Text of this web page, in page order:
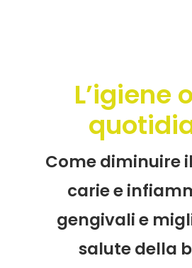
L’igiene
Come diminuire
carie e
gengivali e
salute della